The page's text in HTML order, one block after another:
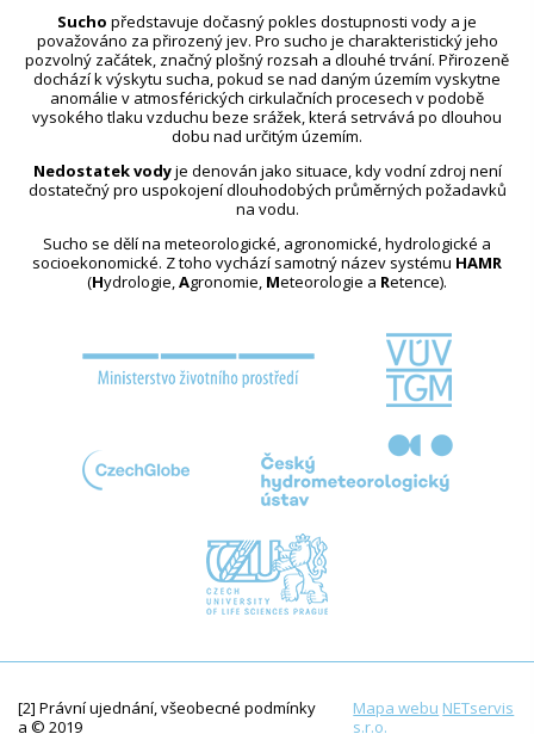
Sucho představuje dočasný pokles dostupnosti vody a je
považováno za přirozený jev. Pro sucho je charakteristický jeho
pozvolný začátek, značný plošný rozsah a dlouhé trvání. Přirozeně
dochází k výskytu sucha, pokud se nad daným územím vyskytne
anomálie v atmosférických cirkulačních procesech v podobě
vysokého tlaku vzduchu beze srážek, která setrvává po dlouhou
dobu nad určitým územím.
Nedostatek vodyje definován jako situace, kdy vodní zdroj není
dostatečný pro uspokojení dlouhodobých průměrných požadavků
na vodu.
Sucho se dělí na meteorologické, agronomické, hydrologické a
socioekonomické. Z toho vychází samotný název systému HAMR
(Hydrologie,Agronomie, Meteorologie a Retence).
[2] Právní ujednání, všeobecné podmínky
a © 2019
Mapa webu NETservis
s.r.o.